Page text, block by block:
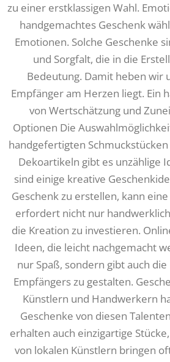
zu einer erstklassigen Wahl.
handgemachtes Geschenk
Emotionen. Solche Geschenke
und Sorgfalt, die in die
Bedeutung. Damit heben wir
Empfänger am Herzen liegt. Ein
von Wertschätzung und
Optionen Die
handgefertigten
Dekoartikeln gibt es unzählige
sind einige kreative
Geschenk zu erstellen, kann
erfordert nicht nur
die Kreation zu investieren.
Ideen, die leicht nachgemacht
nur Spaß, sondern gibt auch
Empfängers zu gestalten.
Künstlern und Handwerkern
Geschenke von diesen
erhalten auch einzigartige
von lokalen Künstlern bringen